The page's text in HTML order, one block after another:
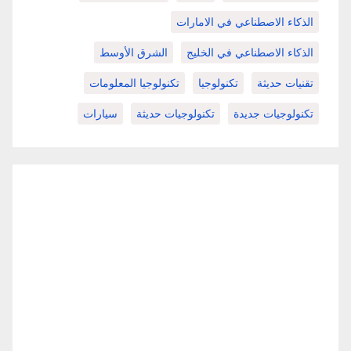
الذكاء الاصطناعي في الامارات
الذكاء الاصطناعي في الخليج الشرق الأوسط
تقنيات حديثة تكنولوجيا تكنولوجيا المعلومات
تكنولوجيات جديدة تكنولوجيات حديثة سيارات